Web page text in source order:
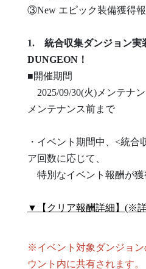
③New エピック装備獲得
1. 統合収集ダンジョン実
DUNGEON！
■開催期間
2025/09/30(火)メンテナ
メンテナンス前まで
・イベント期間中、<統合
ア回数に応じて、
特別なイベント報酬が獲
▼【クリア報酬詳細】(※
※イベント対象ダンジョン
ウント内に共有されます。